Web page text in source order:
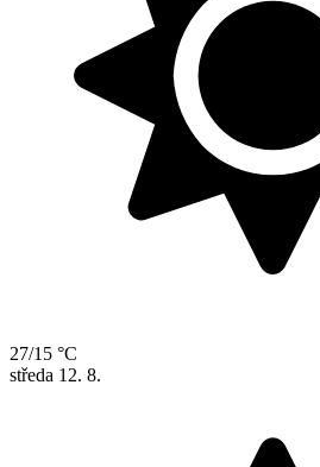
27/15 °C
středa 12. 8.